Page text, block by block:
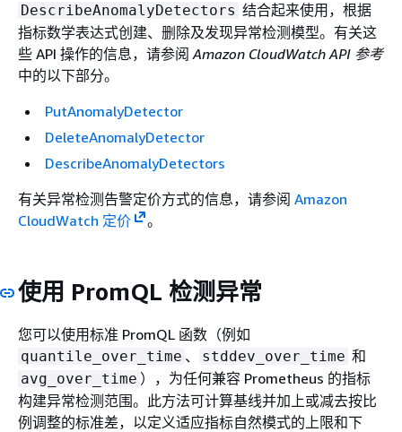
DescribeAnomalyDetectors 结合起来使用，根据
指标数学表达式创建、删除及发现异常检测模型。有关这
些 API 操作的信息，请参阅Amazon CloudWatch API 参考
中的以下部分。
PutAnomalyDetector
DeleteAnomalyDetector
DescribeAnomalyDetectors
有关异常检测告警定价方式的信息，请参阅 Amazon
CloudWatch 定价
。
使用 PromQL 检测异常
您可以使用标准 PromQL 函数（例如
quantile_over_time 、 stddev_over_time 和
avg_over_time ），为任何兼容 Prometheus 的指标
构建异常检测范围。此方法可计算基线并加上或减去按比
例调整的标准差，以定义适应指标自然模式的上限和下